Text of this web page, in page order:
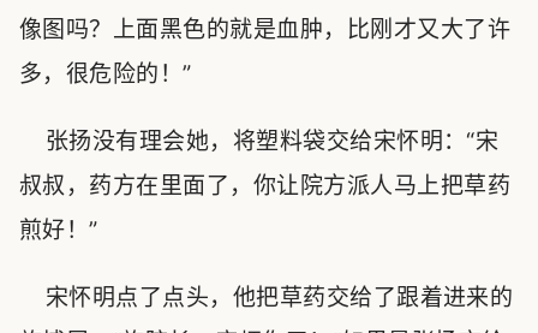
像图吗？上面黑色的就是血肿，比刚才又大了许
多，很危险的！”
张扬没有理会她，将塑料袋交给宋怀明：“宋
叔叔，药方在里面了，你让院方派人马上把草药
煎好！”
宋怀明点了点头，他把草药交给了跟着进来的